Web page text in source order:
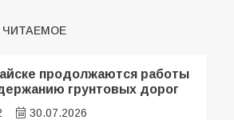
продолжаются работы
грунтовых дорог
30.07.2026